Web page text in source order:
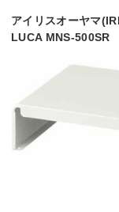
アイリスオーヤマ
LUCA MNS-500SR